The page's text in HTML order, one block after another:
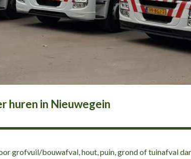
huren in Nieuwegein
grofvuil/bouwafval, hout, puin, grond of tuinafval